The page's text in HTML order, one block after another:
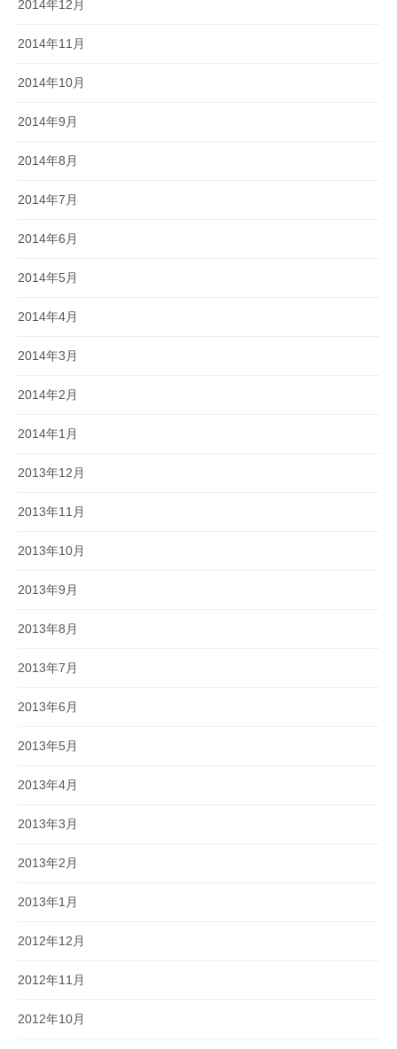
2014年12月
2014年11月
2014年10月
2014年9月
2014年8月
2014年7月
2014年6月
2014年5月
2014年4月
2014年3月
2014年2月
2014年1月
2013年12月
2013年11月
2013年10月
2013年9月
2013年8月
2013年7月
2013年6月
2013年5月
2013年4月
2013年3月
2013年2月
2013年1月
2012年12月
2012年11月
2012年10月